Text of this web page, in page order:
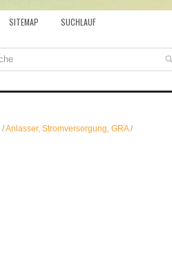
SITEMAP SUCHLAUF
/Anlasser, Stromversorgung, GRA/